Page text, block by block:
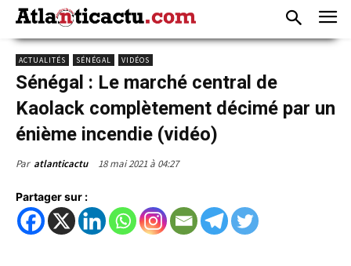
ACTUALITÉS SÉNÉGAL VIDÉOS
Sénégal : Le marché central de
Kaolack complètement décimé par un
énième incendie (vidéo)
Par atlanticactu 18 mai 2021 à 04:27
Partager sur :